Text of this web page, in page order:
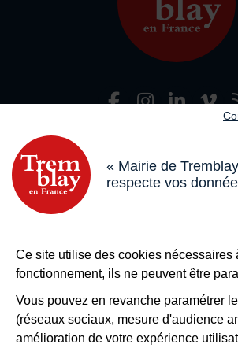
« Mairie de
respecte vos
Ce site utilise des cookies nécessaires
fonctionnement, ils ne peuvent être
Vous pouvez en revanche paramétrer
(réseaux sociaux, mesure d'audience
amélioration de votre expérience
Nous suivre
Adresse dans le pied de
18 boulevard de l’Hôtel de Ville, 93290
Horaires
Du lundi au vendredi de 8h30 à 12h et
Le samedi de 8h30 à 12h
Bouton contacterNous contacter
Plus deTremblay
S’inscrire à la